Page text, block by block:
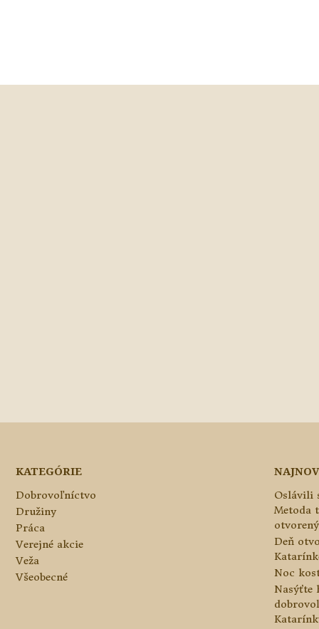
KATEGÓRIE
Dobrovoľníctvo
Družiny
Práca
Verejné akcie
Veža
Všeobecné
Oslávili
Metoda
Deň
Noc
Nasýťte